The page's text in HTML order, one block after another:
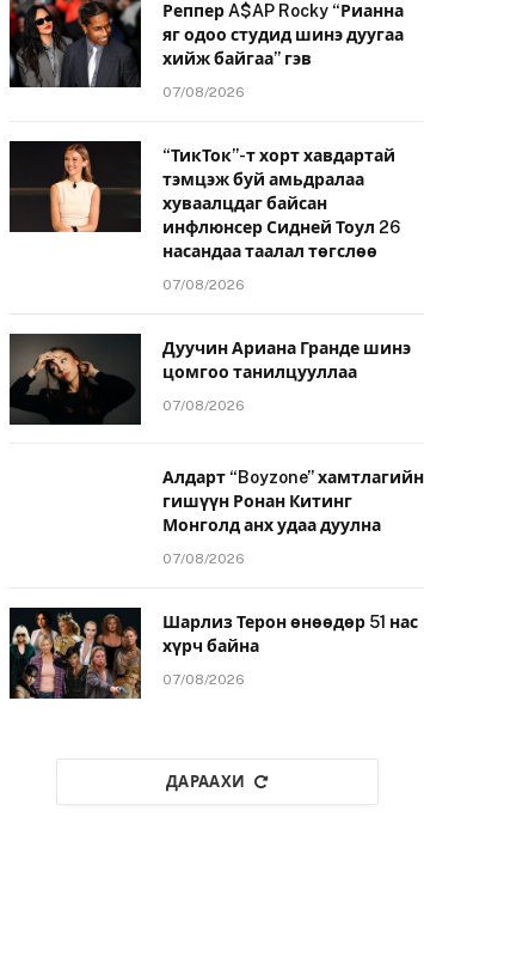
Реппер A$AP Rocky “Рианна
яг одоо студид шинэ дуугаа
хийж байгаа” гэв
07/08/2026
“ТикТок”-т хорт хавдартай
тэмцэж буй амьдралаа
хуваалцдаг байсан
инфлюнсер Сидней Тоул 26
насандаа таалал төгслөө
07/08/2026
Дуучин Ариана Гранде шинэ
цомгоо танилцууллаа
07/08/2026
Алдарт “Boyzone” хамтлагийн
гишүүн Ронан Китинг
Монголд анх удаа дуулна
07/08/2026
Шарлиз Терон өнөөдөр 51 нас
хүрч байна
07/08/2026
ДАРААХИ